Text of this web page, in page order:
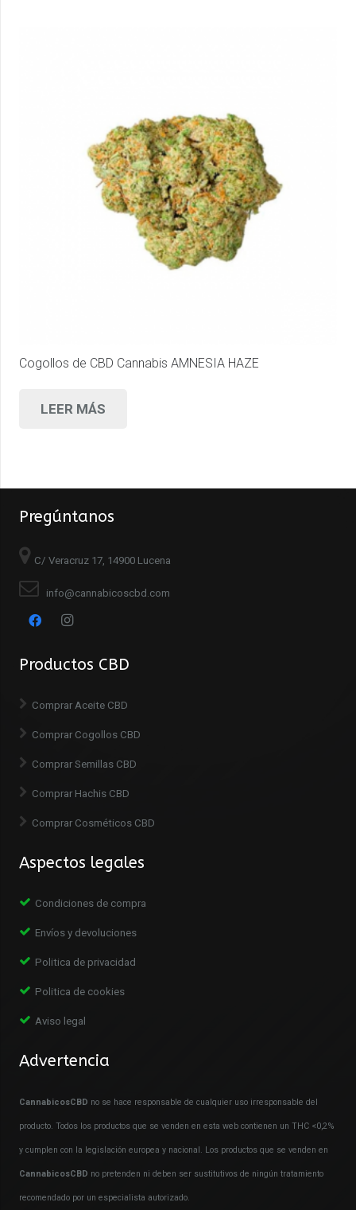
Cogollos de CBD Cannabis AMNESIA HAZE
LEER MÁS
Pregúntanos
C/ Veracruz 17, 14900 Lucena
info@cannabicoscbd.com
Productos CBD
Comprar Aceite CBD
Comprar Cogollos CBD
Comprar Semillas CBD
Comprar Hachis CBD
Comprar Cosméticos CBD
Aspectos legales
Condiciones de compra
Envíos y devoluciones
Politica de privacidad
Politica de cookies
Aviso legal
Advertencia
CannabicosCBD no se hace responsable de cualquier uso irresponsable del
producto. Todos los productos que se venden en esta web contienen un THC <0,2%
y cumplen con la legislación europea y nacional. Los productos que se venden en
CannabicosCBD no pretenden ni deben ser sustitutivos de ningún tratamiento
recomendado por un especialista autorizado.